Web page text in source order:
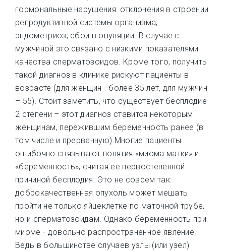
гормональные нарушения: отклонения в строении
репродуктивной системы организма,
эндометриоз, сбои в овуляции. В случае с
мужчиной это связано с низкими показателями
качества сперматозоидов. Кроме того, получить
такой диагноз в клинике рискуют пациенты в
возрасте (для женщин - более 35 лет, для мужчин
– 55). Стоит заметить, что существует бесплодие
2 степени – этот диагноз ставится некоторым
женщинам, пережившим беременность ранее (в
том числе и прерванную).Многие пациенты
ошибочно связывают понятия «миома матки» и
«беременность», считая ее первостепенной
причиной бесплодия. Это не совсем так:
доброкачественная опухоль может мешать
пройти не только яйцеклетке по маточной трубе,
но и сперматозоидам. Однако беременность при
миоме - довольно распространенное явление.
Ведь в большинстве случаев узлы (или узел)